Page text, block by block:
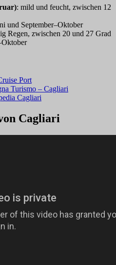
: mild und feucht, zwischen 12
und September–Oktober
Regen, zwischen 20 und 27 Grad
Port
Turismo – Cagliari
Cagliari
Cagliari